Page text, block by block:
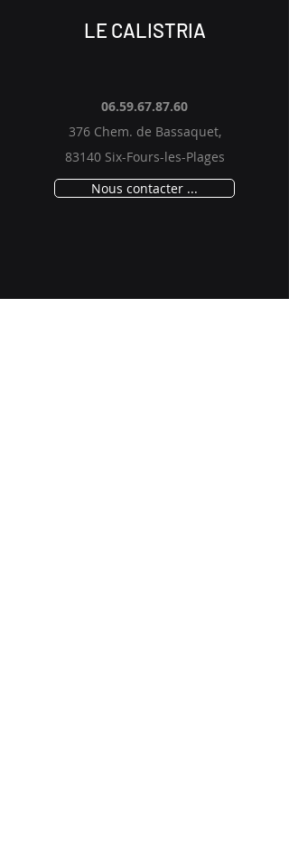
LE CALISTRIA
06.59.67.87.60
376 Chem. de Bassaquet,
83140 Six-Fours-les-Plages
Nous contacter ...